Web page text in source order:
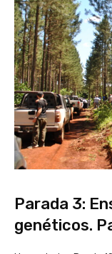
Parada 3:
genéticos.